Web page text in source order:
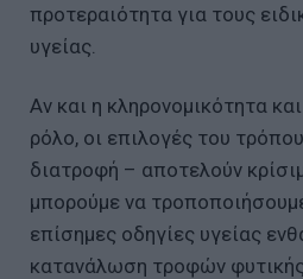
προτεραιότητα για τους
υγείας.
Αν και η κληρονομικότητα
ρόλο, οι επιλογές του
διατροφή – αποτελούν
μπορούμε να
επίσημες οδηγίες υγείας
κατανάλωση τροφών